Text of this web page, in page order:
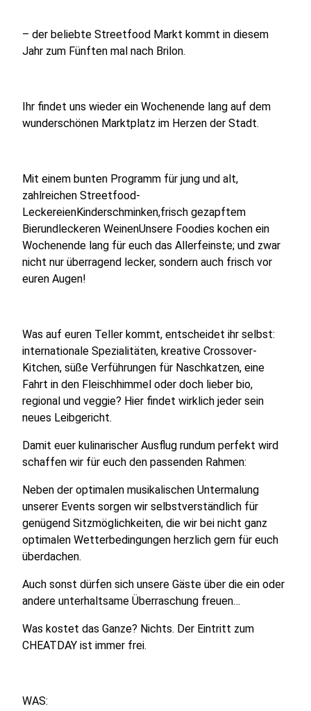
– der beliebte Streetfood Markt kommt in diesem
Jahr zum Fünften mal nach Brilon.
Ihr findet uns wieder ein Wochenende lang auf dem
wunderschönen Marktplatz im Herzen der Stadt.
Mit einem bunten Programm für jung und alt,
zahlreichen Streetfood-
LeckereienKinderschminken,frisch gezapftem
Bierundleckeren WeinenUnsere Foodies kochen ein
Wochenende lang für euch das Allerfeinste; und zwar
nicht nur überragend lecker, sondern auch frisch vor
euren Augen!
Was auf euren Teller kommt, entscheidet ihr selbst:
internationale Spezialitäten, kreative Crossover-
Kitchen, süße Verführungen für Naschkatzen, eine
Fahrt in den Fleischhimmel oder doch lieber bio,
regional und veggie? Hier findet wirklich jeder sein
neues Leibgericht.
Damit euer kulinarischer Ausflug rundum perfekt wird
schaffen wir für euch den passenden Rahmen:
Neben der optimalen musikalischen Untermalung
unserer Events sorgen wir selbstverständlich für
genügend Sitzmöglichkeiten, die wir bei nicht ganz
optimalen Wetterbedingungen herzlich gern für euch
überdachen.
Auch sonst dürfen sich unsere Gäste über die ein oder
andere unterhaltsame Überraschung freuen…
Was kostet das Ganze? Nichts. Der Eintritt zum
CHEATDAY ist immer frei.
WAS: